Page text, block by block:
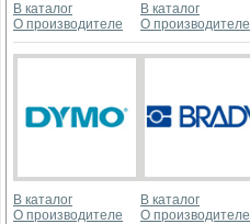
В каталог
О производителе
В каталог
О производителе
В каталог
О производителе
В каталог
О производителе